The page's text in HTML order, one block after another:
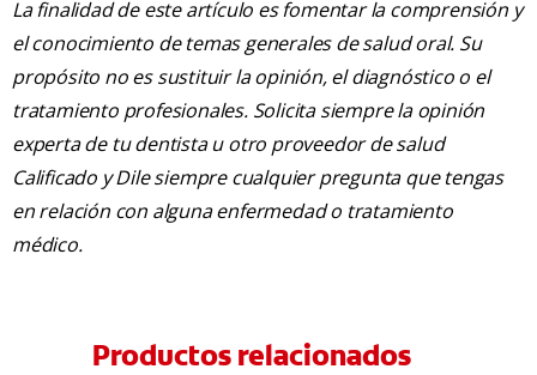
La finalidad de este artículo es fomentar la comprensión y
el conocimiento de temas generales de salud oral. Su
propósito no es sustituir la opinión, el diagnóstico o el
tratamiento profesionales. Solicita siempre la opinión
experta de tu dentista u otro proveedor de salud
Calificado y Dile siempre cualquier pregunta que tengas
en relación con alguna enfermedad o tratamiento
médico.
Productos relacionados